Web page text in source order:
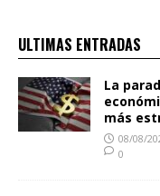
ULTIMAS ENTRADAS
La
más
08/08/
0